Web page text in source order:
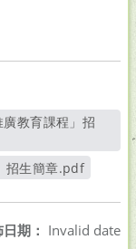
招生簡章.pdf
期： Invalid date